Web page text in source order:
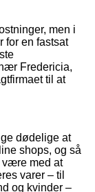
men i
for en fastsat
Fredericia,
til at
dødelige at
shops, og så
være med at
varer – til
og kvinder –